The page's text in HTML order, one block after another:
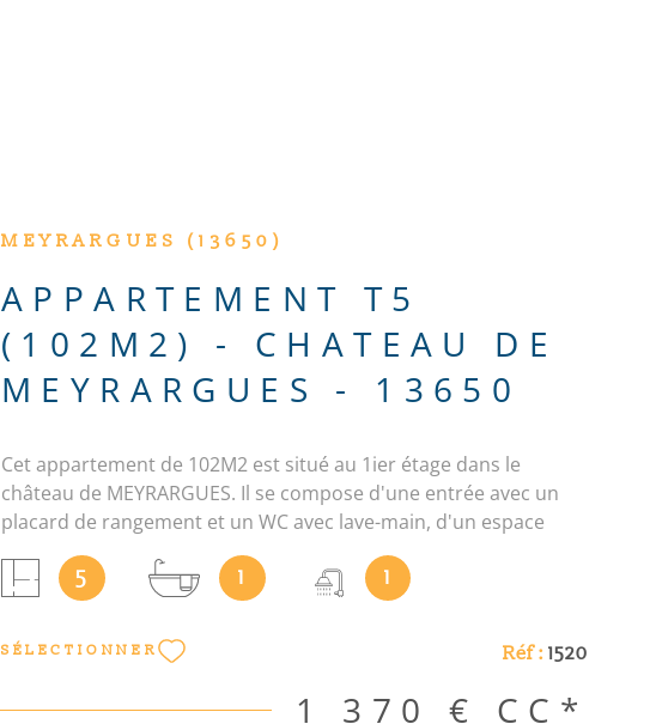
MEYRARGUES (13650)
APPARTEMENT T5
(102M2) - CHATEAU DE
MEYRARGUES - 13650
Cet appartement de 102M2 est situé au 1ier étage dans le
château de MEYRARGUES. Il se compose d'une entrée avec un
placard de rangement et un WC avec lave-main, d'un espace
repas ouvert sur la cuisine aménagée et semi-équipée (plaques
de cuisson, hotte aspirante), d'un salon spacieux avec cheminée
"décorative", d'une première chambre avec placards de
rangement, d'une seconde chambre parentale avec une salle
d'eau équipée d'une douche à l'italienne, d'une troisième
chambre avec placards de rangement, d'une salle de bains avec
5 1 1
SÉLECTIONNER Réf : 1520
1 370 € CC*